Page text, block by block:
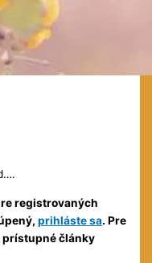
registrovaných
prihláste sa. Pre
prístupné články